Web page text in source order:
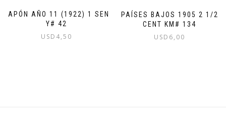
JAPÓN AÑO 11 (1922) 1 SEN
Y# 42
USD 4,50
PAÍSES BAJOS 1905 2 1/2
CENT KM# 134
USD 6,00